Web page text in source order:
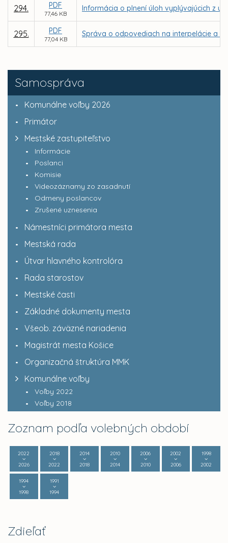
Samospráva
Komunálne voľby 2026
Primátor
Mestské zastupiteľstvo
Informácie
Poslanci
Komisie
Videozáznamy zo zasadnutí
Odmeny poslancov
Zrušené uznesenia
Námestníci primátora mesta
Mestská rada
Útvar hlavného kontrolóra
Rada starostov
Mestské časti
Základné dokumenty mesta
Všeob. záväzné nariadenia
Magistrát mesta Košice
Organizačná štruktúra MMK
Komunálne voľby
Voľby 2022
Voľby 2018
Zoznam podľa volebných období
2022
2026
2018
2022
2014
2018
2010
2014
2006
2010
2002
2006
1998
2002
1994
1998
1991
1994
Zdieľať
294. PDF
77,46 KB
Informácia o plnení úloh vyplývajúcich z
295. PDF
77,04 KB
Správa o odpovediach na interpelácie a